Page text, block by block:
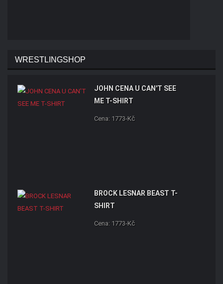
WRESTLINGSHOP
JOHN CENA U CAN'T SEE
ME T-SHIRT
Cena: 1773-Kč
BROCK LESNAR BEAST T-
SHIRT
Cena: 1773-Kč